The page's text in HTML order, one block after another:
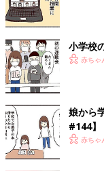
小学校
赤ちゃ
娘から
#144】
赤ちゃ